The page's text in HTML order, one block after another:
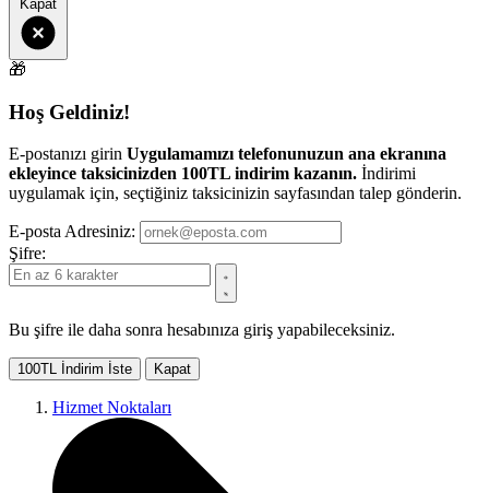
Kapat
🎁
Hoş Geldiniz!
E-postanızı girin Uygulamamızı telefonunuzun ana ekranına
ekleyince taksicinizden 100TL indirim kazanın. İndirimi
uygulamak için, seçtiğiniz taksicinizin sayfasından talep gönderin.
E-posta Adresiniz:
Şifre:
Bu şifre ile daha sonra hesabınıza giriş yapabileceksiniz.
100TL İndirim İste Kapat
Hizmet Noktaları